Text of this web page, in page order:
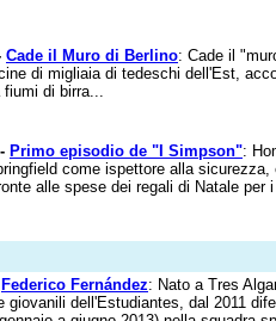
Cade il Muro di Berlino: Cade il
di migliaia di tedeschi dell'Est,
di birra...
Primo episodio de "I Simpson":
come ispettore alla
alle spese dei regali di Natale per
Federico Fernández: Nato a Tres
giovanili dell'Estudiantes, dal 2011